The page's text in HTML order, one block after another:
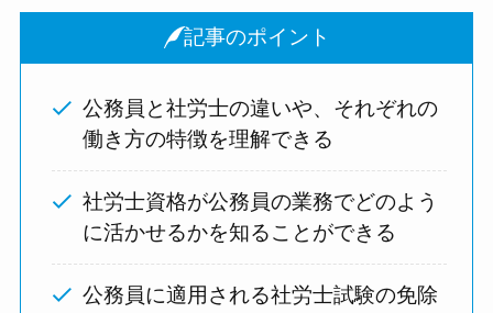
記事のポイント
公務員と社労士の違いや、それぞれの
働き方の特徴を理解できる
社労士資格が公務員の業務でどのよう
に活かせるかを知ることができる
公務員に適用される社労士試験の免除